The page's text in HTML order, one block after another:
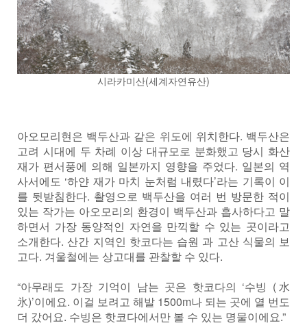
시라카미산(세계자연유산)
아오모리현은 백두산과 같은 위도에 위치한다. 백두산은
고려 시대에 두 차례 이상 대규모로 분화했고 당시 화산
재가 편서풍에 의해 일본까지 영향을 주었다. 일본의 역
사서에도 ‘하얀 재가 마치 눈처럼 내렸다’라는 기록이 이
를 뒷받침한다. 촬영으로 백두산을 여러 번 방문한 적이
있는 작가는 아오모리의 환경이 백두산과 흡사하다고 말
하면서 가장 동양적인 자연을 만끽할 수 있는 곳이라고
소개한다. 산간 지역인 핫코다는 습원 과 고산 식물의 보
고다. 겨울철에는 상고대를 관찰할 수 있다.
“아무래도 가장 기억이 남는 곳은 핫코다의 ‘수빙 (水
氷)’이에요. 이걸 보려고 해발 1500m나 되는 곳에 열 번도
더 갔어요. 수빙은 핫코다에서만 볼 수 있는 명물이에요.”